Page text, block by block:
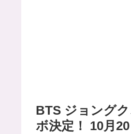
BTS ジョング
ボ決定！ 10月